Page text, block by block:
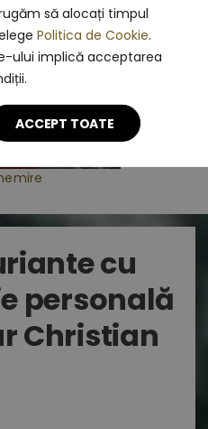
să alocați timpul
Politica de Cookie.
ului implică acceptarea
ACCEPT TOATE
cu
personală
Christian